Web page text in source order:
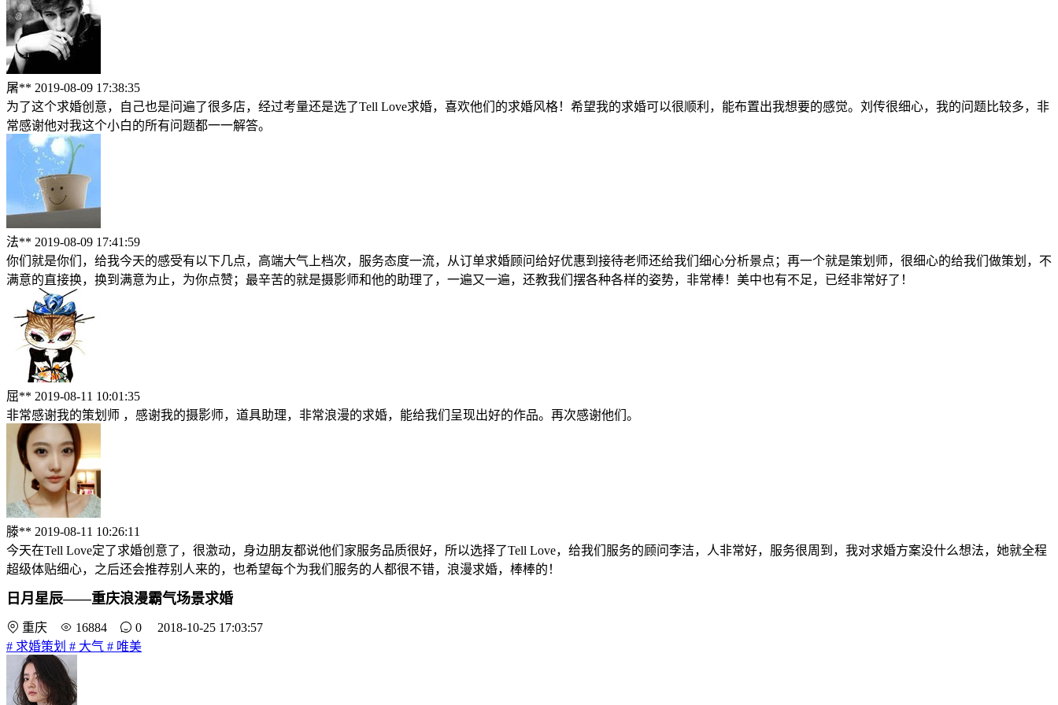
屠** 2019-08-09 17:38:35
为了这个求婚创意，自己也是问遍了很多店，经过考量还是选了Tell Love求婚，喜欢他们的求婚风格！希望我的求婚可以很顺利，能布置出我想要的感觉。刘传很细心，我的问题比较多，非
常感谢他对我这个小白的所有问题都一一解答。
法** 2019-08-09 17:41:59
你们就是你们，给我今天的感受有以下几点，高端大气上档次，服务态度一流，从订单求婚顾问给好优惠到接待老师还给我们细心分析景点；再一个就是策划师，很细心的给我们做策划，不
满意的直接换，换到满意为止，为你点赞；最辛苦的就是摄影师和他的助理了，一遍又一遍，还教我们摆各种各样的姿势，非常棒！美中也有不足，已经非常好了！
屈** 2019-08-11 10:01:35
非常感谢我的策划师 ，感谢我的摄影师，道具助理，非常浪漫的求婚，能给我们呈现出好的作品。再次感谢他们。
滕** 2019-08-11 10:26:11
今天在Tell Love定了求婚创意了，很激动，身边朋友都说他们家服务品质很好，所以选择了Tell Love，给我们服务的顾问李洁，人非常好，服务很周到，我对求婚方案没什么想法，她就全程
超级体贴细心，之后还会推荐别人来的，也希望每个为我们服务的人都很不错，浪漫求婚，棒棒的！
日月星辰——重庆浪漫霸气场景求婚
重庆 16884
0 2018-10-25 17:03:57
# 求婚策划 # 大气 # 唯美